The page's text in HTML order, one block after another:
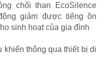
chổi than EcoSilence
giảm được tiếng ồn
sinh hoạt của gia đình
khiển thông qua thiết bị di